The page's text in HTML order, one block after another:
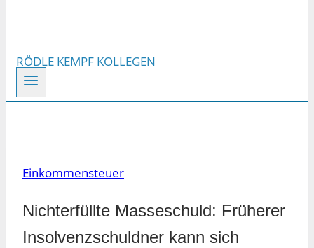
RÖDLE KEMPF KOLLEGEN
Einkommensteuer
Nichterfüllte Masseschuld: Früherer
Insolvenzschuldner kann sich